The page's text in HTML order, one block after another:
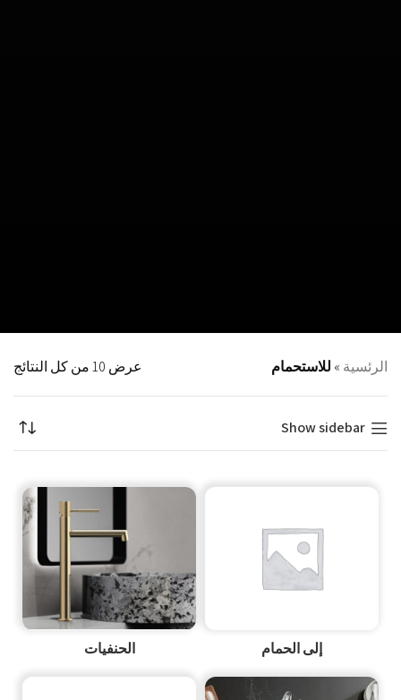
الرئسية » للاستحمام عرض ⁦10⁩ من كل النتائج
Show sidebar
إلى الحمام الحنفيات